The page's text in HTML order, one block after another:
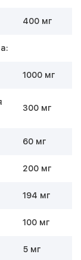
400 мг
1000 мг
300 мг
60 мг
200 мг
194 мг
100 мг
5 мг